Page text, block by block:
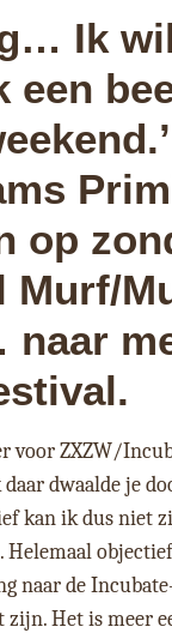
Ik
een
op
voor ZXZW/
dwaalde je
kan ik dus niet
naar de
Het is meer